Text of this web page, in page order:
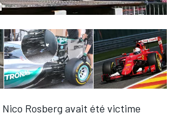
Nico Rosberg avait été victime